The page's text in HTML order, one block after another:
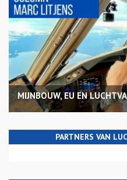
MIJNBOUW, EU EN
PARTNERS VAN